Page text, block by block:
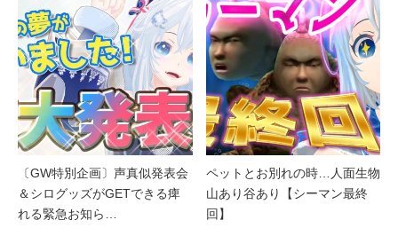
〔GW特別企画〕声真似発表会
＆シログッズがGETできる痺
れる緊急お知ら…
ペットとお別れの時…人面生物
山あり谷あり【シーマン最終
回】